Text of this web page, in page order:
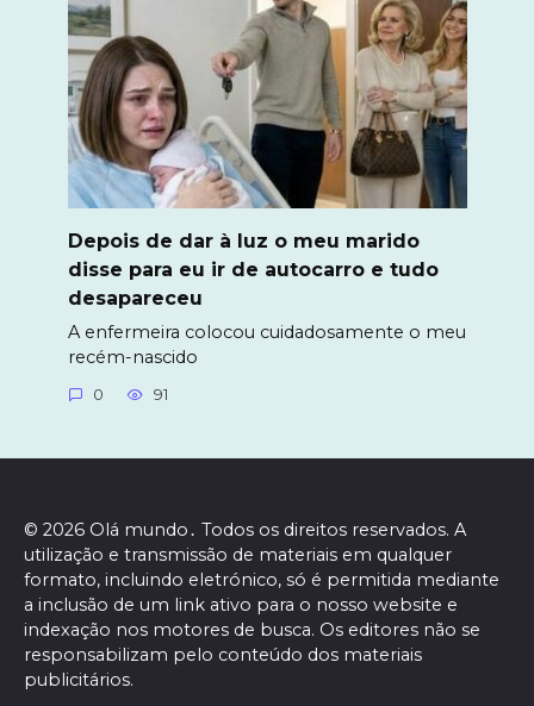
Depois de dar à luz o meu marido
disse para eu ir de autocarro e tudo
desapareceu
A enfermeira colocou cuidadosamente o meu
recém-nascido
0 91
© 2026 Olá mundo․ Todos os direitos reservados. A
utilização e transmissão de materiais em qualquer
formato, incluindo eletrónico, só é permitida mediante
a inclusão de um link ativo para o nosso website e
indexação nos motores de busca. Os editores não se
responsabilizam pelo conteúdo dos materiais
publicitários.